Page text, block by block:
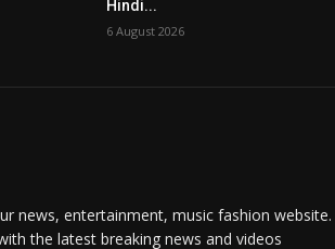
Hindi...
6 August 2026
news, entertainment, music fashion website.
the latest breaking news and videos